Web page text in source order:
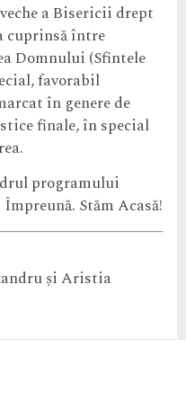
a Bisericii drept
cuprinsă între
Domnului (Sfintele
favorabil
în genere de
finale, în special
programului
Stăm Acasă!
și Aristia